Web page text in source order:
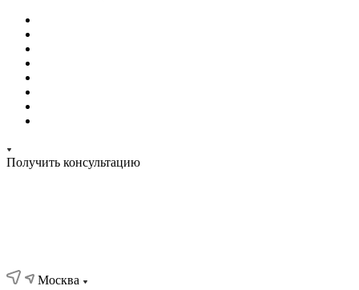
Получить консультацию
Москва